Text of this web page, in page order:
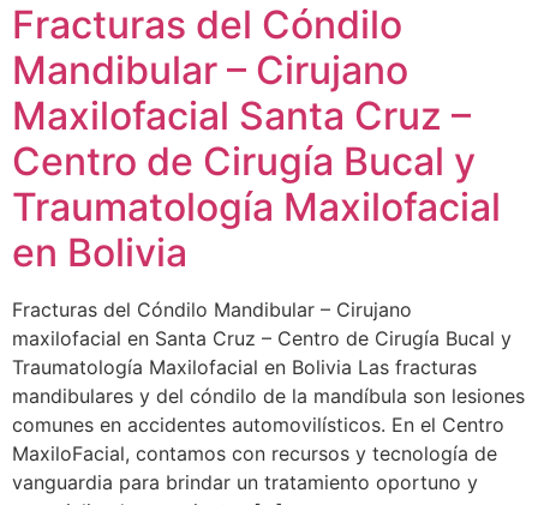
Fracturas del Cóndilo
Mandibular – Cirujano
Maxilofacial Santa Cruz –
Centro de Cirugía Bucal y
Traumatología Maxilofacial
en Bolivia
Fracturas del Cóndilo Mandibular – Cirujano
maxilofacial en Santa Cruz – Centro de Cirugía Bucal y
Traumatología Maxilofacial en Bolivia Las fracturas
mandibulares y del cóndilo de la mandíbula son lesiones
comunes en accidentes automovilísticos. En el Centro
MaxiloFacial, contamos con recursos y tecnología de
vanguardia para brindar un tratamiento oportuno y